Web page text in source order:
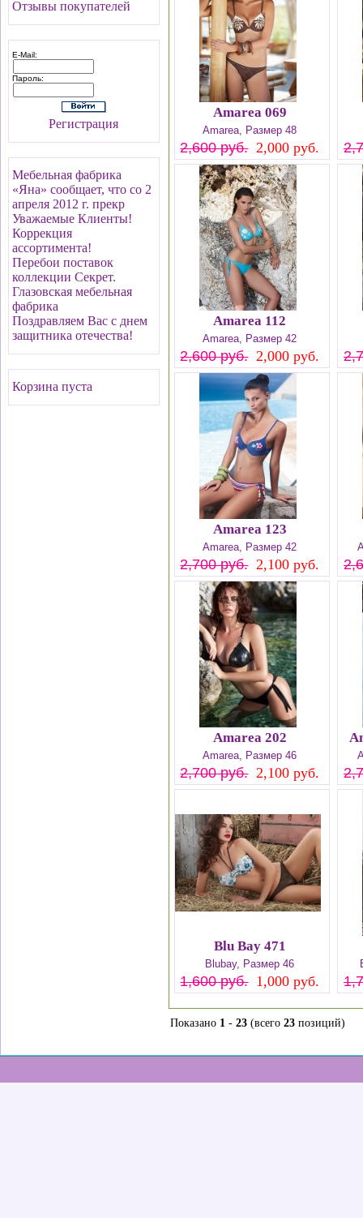
Отзывы покупателей
E-Mail:
Пароль:
Регистрация
Мебельная фабрика
«Яна» сообщает, что со 2
апреля 2012 г. прекр
Уважаемые Клиенты!
Коррекция
ассортимента!
Перебои поставок
коллекции Секрет.
Глазовская мебельная
фабрика
Поздравляем Вас с днем
защитника отечества!
Корзина пуста
Amarea 069
Amarea, Размер 48
2,600 руб. 2,000 руб.
Amarea 112
Amarea, Размер 42
2,600 руб. 2,000 руб.
Amarea 123
Amarea, Размер 42
2,700 руб. 2,100 руб.
Amarea 202
Amarea, Размер 46
2,700 руб. 2,100 руб.
Blu Bay 471
Blubay, Размер 46
1,600 руб. 1,000 руб.
Показано 1 - 23 (всего 23 позиций)